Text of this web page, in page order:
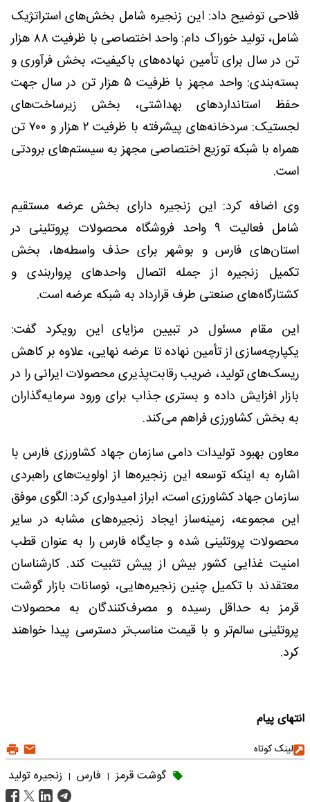
فلاحی توضیح داد: این زنجیره شامل بخش‌های استراتژیک
شامل، تولید خوراک دام: واحد اختصاصی با ظرفیت ۸۸ هزار
تن در سال برای تأمین نهاده‌های باکیفیت، بخش فرآوری و
بسته‌بندی: واحد مجهز با ظرفیت ۵ هزار تن در سال جهت
حفظ استانداردهای بهداشتی، بخش زیرساخت‌های
لجستیک: سردخانه‌های پیشرفته با ظرفیت ۲ هزار و ۷۰۰ تن
همراه با شبکه توزیع اختصاصی مجهز به سیستم‌های برودتی
است.
وی اضافه کرد: این زنجیره دارای بخش عرضه مستقیم
شامل فعالیت ۹ واحد فروشگاه محصولات پروتئینی در
استان‌های فارس و بوشهر برای حذف واسطه‌ها، بخش
تکمیل زنجیره از جمله اتصال واحدهای پرواربندی و
کشتارگاه‌های صنعتی طرف قرارداد به شبکه عرضه است.
این مقام مسئول در تبیین مزایای این رویکرد گفت:
یکپارچه‌سازی از تأمین نهاده تا عرضه نهایی، علاوه بر کاهش
ریسک‌های تولید، ضریب رقابت‌پذیری محصولات ایرانی را در
بازار افزایش داده و بستری جذاب برای ورود سرمایه‌گذاران
به بخش کشاورزی فراهم می‌کند.
معاون بهبود تولیدات دامی سازمان جهاد کشاورزی فارس با
اشاره به اینکه توسعه این زنجیره‌ها از اولویت‌های راهبردی
سازمان جهاد کشاورزی است، ابراز امیدواری کرد: الگوی موفق
این مجموعه، زمینه‌ساز ایجاد زنجیره‌های مشابه در سایر
محصولات پروتئینی شده و جایگاه فارس را به عنوان قطب
امنیت غذایی کشور بیش از پیش تثبیت کند. کارشناسان
معتقدند با تکمیل چنین زنجیره‌هایی، نوسانات بازار گوشت
قرمز به حداقل رسیده و مصرف‌کنندگان به محصولات
پروتئینی سالم‌تر و با قیمت مناسب‌تر دسترسی پیدا خواهند
کرد.
انتهای پیام
لینک کوتاه
گوشت قرمز | فارس | زنجیره تولید